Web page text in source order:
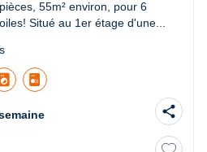
55m² environ, pour 6
Situé au 1er étage d'une...
share